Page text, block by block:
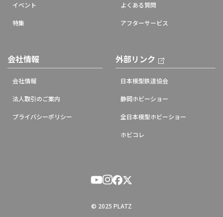
イベント
特集
よくある質問
アフターサービス
会社情報
会社情報
法人取引のご案内
プライバシーポリシー
外部リンク
日本模型鉄道協会
静岡ホビーショー
全日本模型ホビーショー
ホビコレ
© 2025 PLATZ